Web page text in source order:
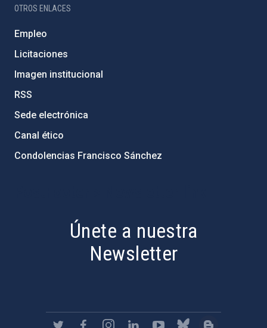
OTROS ENLACES
Empleo
Licitaciones
Imagen institucional
RSS
Sede electrónica
Canal ético
Condolencias Francisco Sánchez
Únete a nuestra
Newsletter